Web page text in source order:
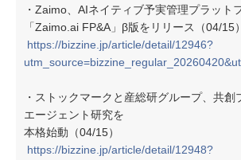
・Zaimo、AIネイティブ予実管理プラット
「Zaimo.ai FP&A」β版をリリース（04/15）
https://bizzine.jp/article/detail/12946?
・ストックマークと産総研グループ、共創
エージェント研究を
本格始動（04/15）
https://bizzine.jp/article/detail/12948?